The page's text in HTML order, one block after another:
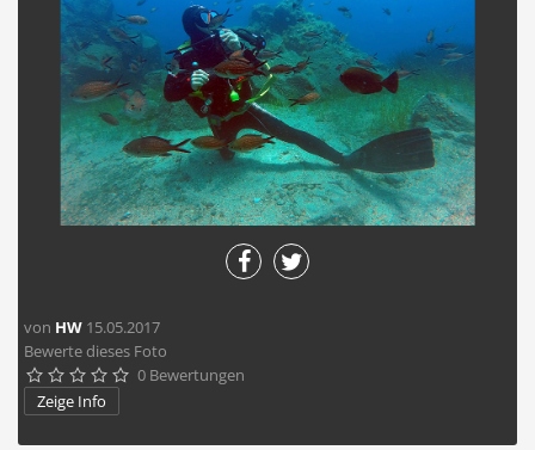
von HW 15.05.2017
Bewerte dieses Foto
     0 Bewertungen
Zeige Info